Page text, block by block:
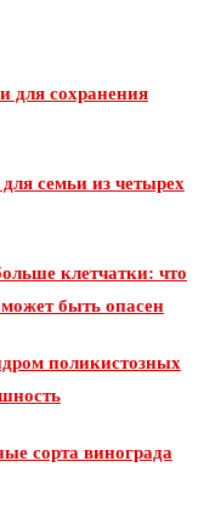
для сохранения
семьи из четырех
клетчатки: что
быть опасен
поликистозных
сорта винограда